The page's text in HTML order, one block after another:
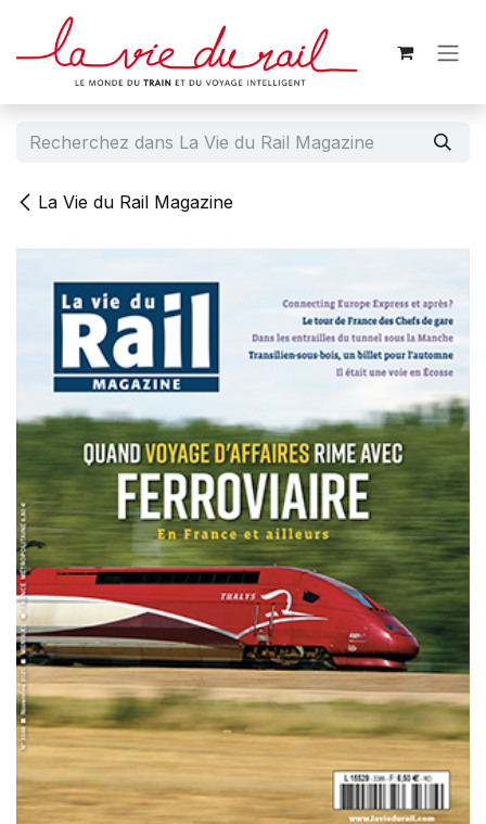
Se rendre au contenu
La Vie du Rail Magazine